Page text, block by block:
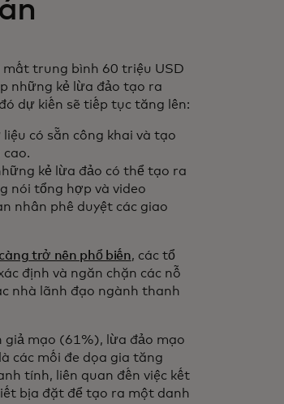
mất trung bình 60 triệu USD
những kẻ lừa đảo tạo ra
dự kiến sẽ tiếp tục tăng lên:
có sẵn công khai và tạo
cao.
kẻ lừa đảo có thể tạo ra
nói tổng hợp và video
nhân phê duyệt các giao
trở nên phổ biến, các tổ
định và ngăn chặn các nỗ
nhà lãnh đạo ngành thanh
mạo (61%), lừa đảo mạo
các mối đe dọa gia tăng
tính, liên quan đến việc kết
bịa đặt để tạo ra một danh